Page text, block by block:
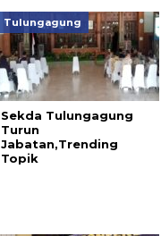
Tulungagung
Sekda Tulungagung
Turun
Jabatan,Trending
Topik